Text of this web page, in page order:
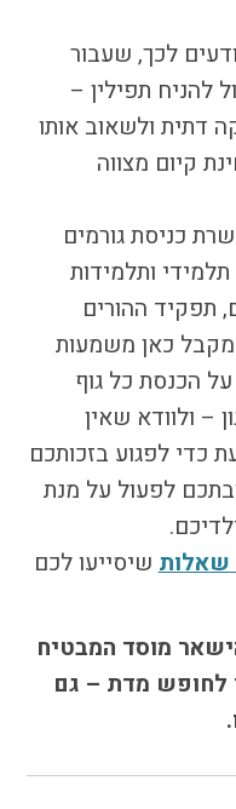
לכך, שעבור
להניח תפילין –
דתית ולשאוב אותו
קיום מצווה
כניסת גורמים
ותלמידות
תפקיד ההורים
כאן משמעות
הכנסת כל גוף
– ולוודא שאין
כדי לפגוע בזכותכם
לפעול על מנת
שאלותשיסייעו לכם
מוסד המבטיח
לחופש מדת – גם